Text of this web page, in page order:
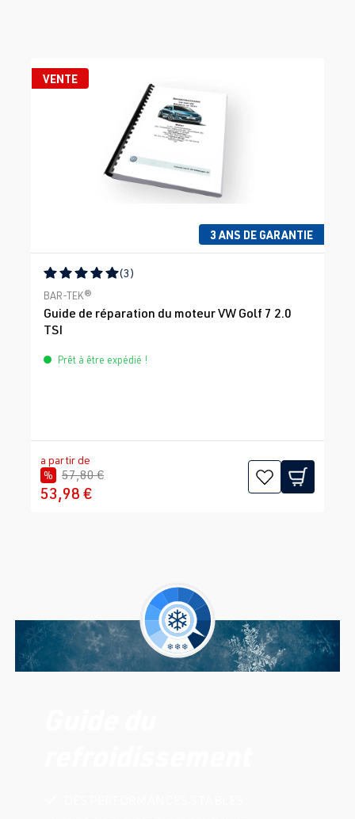
VENTE
3 ANS DE GARANTIE
Note moyenne de 5 sur 5 étoiles
(3)
BAR-TEK®
Guide de réparation du moteur VW Golf 7 2.0
TSI
Prêt à être expédié !
a partir de
% 57,80 €
53,98 €